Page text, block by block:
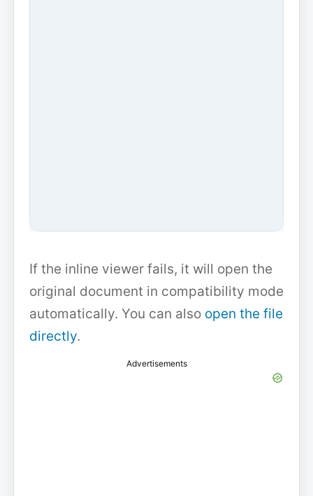
If the inline viewer fails, it will open the
original document in compatibility mode
automatically. You can also open the file
directly.
Advertisements